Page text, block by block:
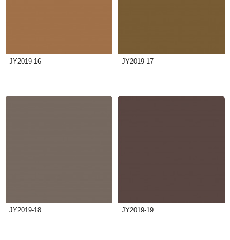
JY2019-16 JY2019-17
JY2019-18 JY2019-19